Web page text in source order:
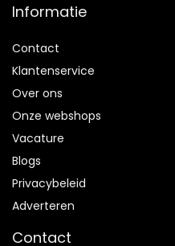
Informatie
Contact
Klantenservice
Over ons
Onze webshops
Vacature
Blogs
Privacybeleid
Adverteren
Contact